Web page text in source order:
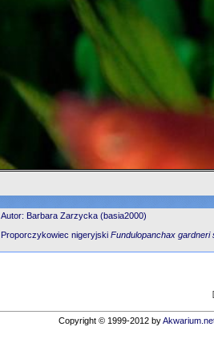
Autor: Barbara Zarzycka (basia2000)
Proporczykowiec nigeryjski Fundulopanchax gardneri
[
Copyright © 1999-2012 by